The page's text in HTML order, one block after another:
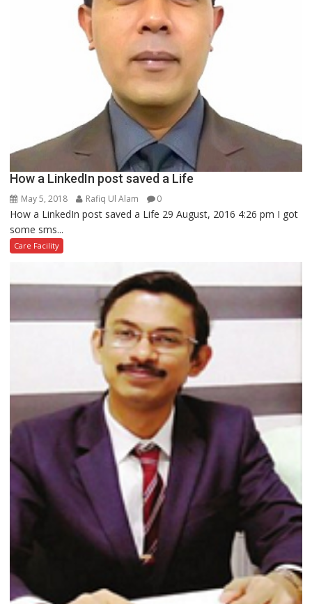
How a LinkedIn post saved a Life
May 5, 2018 Rafiq Ul Alam 0
How a LinkedIn post saved a Life 29 August, 2016 4:26 pm I got
some sms...
Care Facility